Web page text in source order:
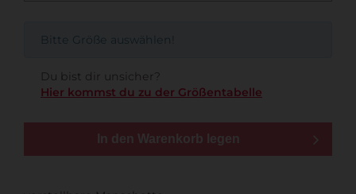
Bitte Größe auswählen!
Du bist dir unsicher?
Hier kommst du zu der Größentabelle
In den Warenkorb legen